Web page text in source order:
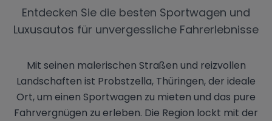
Entdecken Sie die besten Sportwagen und
Luxusautos für unvergessliche Fahrerlebnisse
Mit seinen malerischen Straßen und reizvollen
Landschaften ist Probstzella, Thüringen, der ideale
Ort, um einen Sportwagen zu mieten und das pure
Fahrvergnügen zu erleben. Die Region lockt mit der